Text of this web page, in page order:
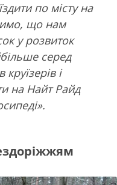
по місту на
що нам
у розвиток
серед
і
на Найт Райд